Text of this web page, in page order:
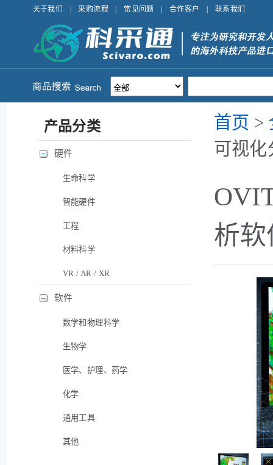
关于我们 采购流程 常见问题 合作客户 联系我们
首页 >
可视化
析软
产品分类
硬件
生命科学
智能硬件
工程
材料科学
VR / AR / XR
软件
数学和物理科学
生物学
医学、护理、药学
化学
通用工具
其他